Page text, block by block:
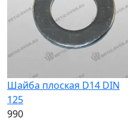
Шайба плоская D14 DIN
125
990